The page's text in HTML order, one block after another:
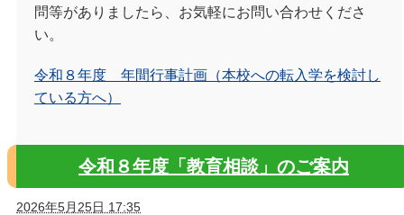
問等がありましたら、お気軽にお問い合わせくださ
い。
令和８年度 年間行事計画（本校への転入学を検討し
ている方へ）
令和８年度「教育相談」のご案内
2026年5月25日 17:35